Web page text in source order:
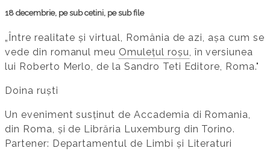
18 decembrie, pe sub cetini, pe sub file
„Între realitate și virtual, România de azi, așa cum se
vede din romanul meu Omulețul roșu , în versiunea
lui Roberto Merlo, de la Sandro Teti Editore, Roma."
Doina ruști
Un eveniment susținut de Accademia di Romania,
din Roma, și de Librăria Luxemburg din Torino.
Partener: Departamentul de Limbi și Literaturi